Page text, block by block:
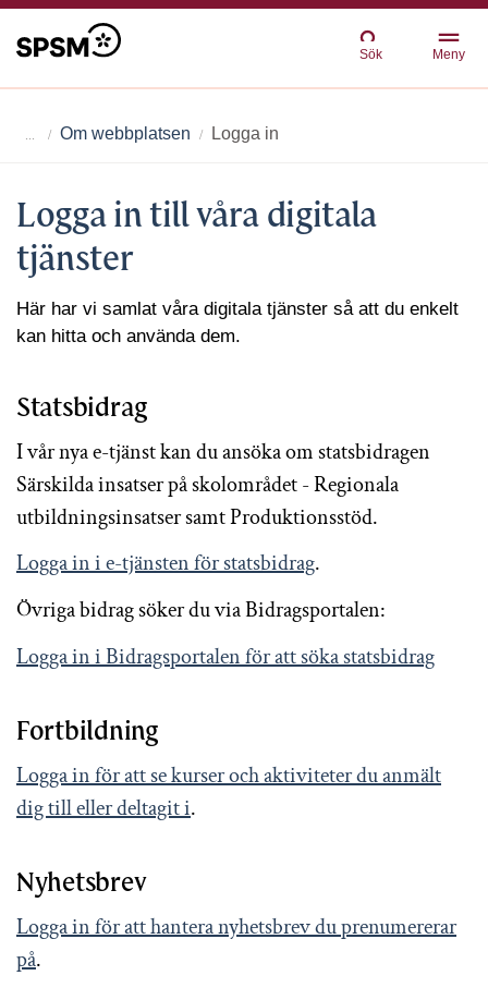
Sök Meny
Om webbplatsen Logga in
Logga in till våra digitala
tjänster
Här har vi samlat våra digitala tjänster så att du enkelt
kan hitta och använda dem.
Statsbidrag
I vår nya e-tjänst kan du ansöka om statsbidragen
Särskilda insatser på skolområdet - Regionala
utbildningsinsatser samt Produktionsstöd.
Logga in i e-tjänsten för statsbidrag.
Övriga bidrag söker du via Bidragsportalen:
Logga in i Bidragsportalen för att söka statsbidrag
Fortbildning
Logga in för att se kurser och aktiviteter du anmält
dig till eller deltagit i.
Nyhetsbrev
Logga in för att hantera nyhetsbrev du prenumererar
på.